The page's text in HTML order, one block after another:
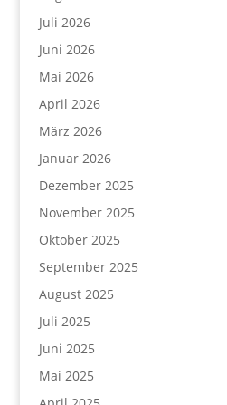
Juli 2026
Juni 2026
Mai 2026
April 2026
März 2026
Januar 2026
Dezember 2025
November 2025
Oktober 2025
September 2025
August 2025
Juli 2025
Juni 2025
Mai 2025